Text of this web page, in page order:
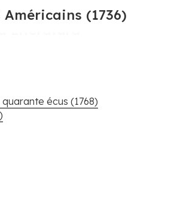
em (1736)
quarante écus (1768)